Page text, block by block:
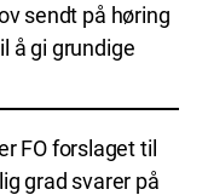
sendt på høring
å gi grundige
FO forslaget til
grad svarer på